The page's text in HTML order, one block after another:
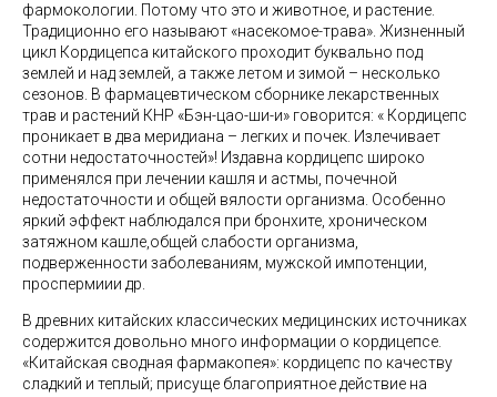
фармокологии. Потому что это и животное, и растение.
Традиционно его называют «насекомое-трава». Жизненный
цикл Кордицепса китайского проходит буквально под
землей и над землей, а также летом и зимой – несколько
сезонов. В фармацевтическом сборнике лекарственных
трав и растений КНР «Бэн-цао-ши-и» говорится: « Кордицепс
проникает в два меридиана – легких и почек. Излечивает
сотни недостаточностей»! Издавна кордицепс широко
применялся при лечении кашля и астмы, почечной
недостаточности и общей вялости организма. Особенно
яркий эффект наблюдался при бронхите, хроническом
затяжном кашле,общей слабости организма,
подверженности заболеваниям, мужской импотенции,
проспермиии др.
В древних китайских классических медицинских источниках
содержится довольно много информации о кордицепсе.
«Китайская сводная фармакопея»: кордицепс по качеству
сладкий и теплый; присуще благоприятное действие на